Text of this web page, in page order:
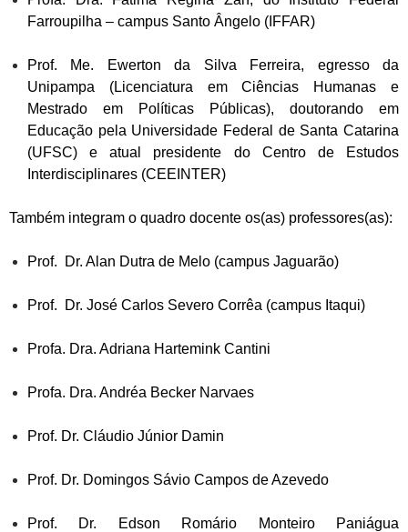
Farroupilha – campus Santo Ângelo (IFFAR)
Prof. Me. Ewerton da Silva Ferreira, egresso da
Unipampa (Licenciatura em Ciências Humanas e
Mestrado em Políticas Públicas), doutorando em
Educação pela Universidade Federal de Santa Catarina
(UFSC) e atual presidente do Centro de Estudos
Interdisciplinares (CEEINTER)
Também integram o quadro docente os(as) professores(as):
Prof. Dr. Alan Dutra de Melo (campus Jaguarão)
Prof. Dr. José Carlos Severo Corrêa (campus Itaqui)
Profa. Dra. Adriana Hartemink Cantini
Profa. Dra. Andréa Becker Narvaes
Prof. Dr. Cláudio Júnior Damin
Prof. Dr. Domingos Sávio Campos de Azevedo
Prof. Dr. Edson Romário Monteiro Paniágua